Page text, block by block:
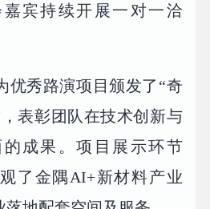
宾持续开展一对一洽
优秀路演项目颁发了“奇
表彰团队在技术创新与
成果。项目展示环节
了金隅AI+新材料产业